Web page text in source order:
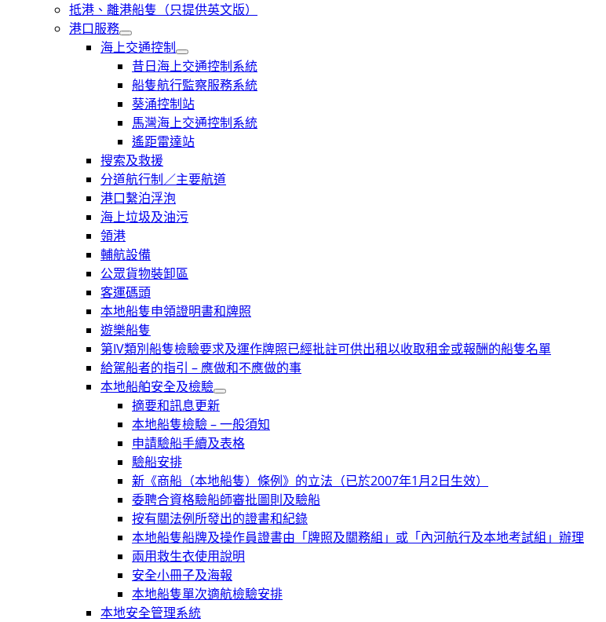
抵港、離港船隻（只提供英文版）
港口服務
海上交通控制
昔日海上交通控制系統
船隻航行監察服務系統
葵涌控制站
馬灣海上交通控制系統
遙距雷達站
搜索及救援
分道航行制／主要航道
港口繫泊浮泡
海上垃圾及油污
領港
輔航設備
公眾貨物裝卸區
客運碼頭
本地船隻申領證明書和牌照
遊樂船隻
第IV類別船隻檢驗要求及運作牌照已經批註可供出租以收取租金或報酬的船隻名單
給駕船者的指引 – 應做和不應做的事
本地船舶安全及檢驗
摘要和訊息更新
本地船隻檢驗 – 一般須知
申請驗船手續及表格
驗船安排
新《商船（本地船隻）條例》的立法（已於2007年1月2日生效）
委聘合資格驗船師審批圖則及驗船
按有關法例所發出的證書和紀錄
本地船隻船牌及操作員證書由「牌照及關務組」或「內河航行及本地考試組」辦理
兩用救生衣使用說明
安全小冊子及海報
本地船隻單次適航檢驗安排
本地安全管理系統